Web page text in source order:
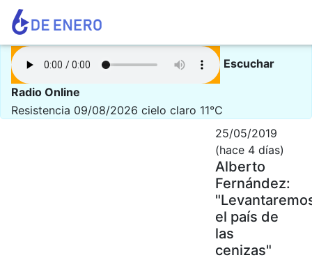
Escuchar
Radio Online
Resistencia 09/08/2026 cielo claro 11°C
25/05/2019
(hace 4 días)
Alberto
Fernández:
el país de
las
cenizas"